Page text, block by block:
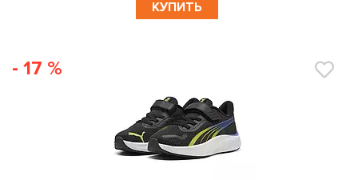
КУПИТЬ
- 17 %